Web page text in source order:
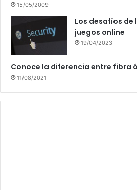
15/05/2009
Los desafíos de
juegos online
19/04/2023
Conoce la diferencia entre fibra
11/08/2021